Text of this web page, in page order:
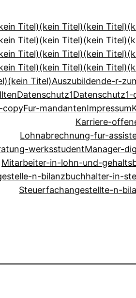
Titel)(kein Titel)(kein Titel)
Titel)(kein Titel)(kein Titel)
Titel)(kein Titel)(kein Titel)
Titel)(kein Titel)(kein Titel)
(kein Titel)Auszubildende-r-
Datenschutz1Datenschutz1-
copyFur-mandantenImpressum
Karriere-
Lohnabrechnung-fur-
werksstudentManager-
Mitarbeiter-in-lohn-und-
n-bilanzbuchhalter-in-
Steuerfachangestellte-n-